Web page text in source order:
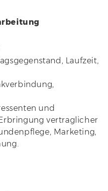
Laufzeit,
und
vertraglicher
Marketing,